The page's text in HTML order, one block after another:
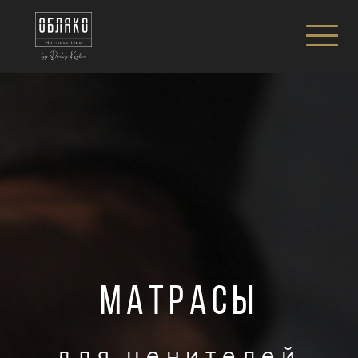
матрасы